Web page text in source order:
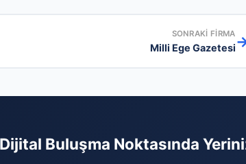
SONRAKI FIRMA
Milli Ege Gazetesi
Buluşma Noktasında